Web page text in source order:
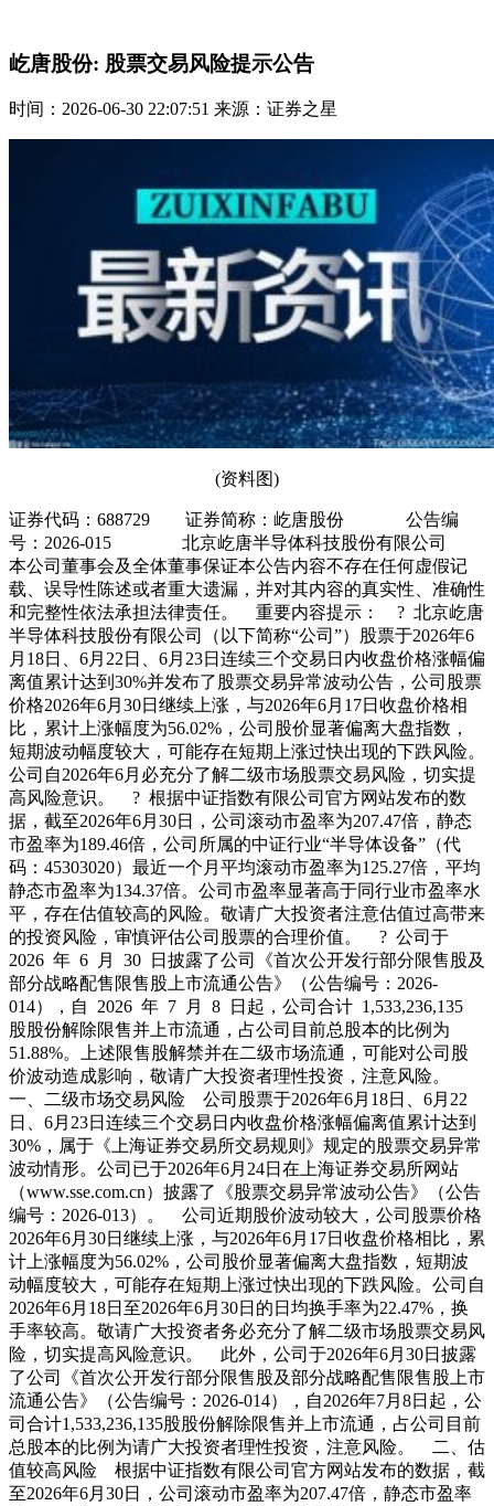
屹唐股份: 股票交易风险提示公告
时间：2026-06-30 22:07:51 来源：证券之星
(资料图)
证券代码：688729 证券简称：屹唐股份 公告编
号：2026-015 北京屹唐半导体科技股份有限公司
本公司董事会及全体董事保证本公告内容不存在任何虚假记
载、误导性陈述或者重大遗漏，并对其内容的真实性、准确性
和完整性依法承担法律责任。 重要内容提示： ? 北京屹唐
半导体科技股份有限公司（以下简称“公司”）股票于2026年6
月18日、6月22日、6月23日连续三个交易日内收盘价格涨幅偏
离值累计达到30%并发布了股票交易异常波动公告，公司股票
价格2026年6月30日继续上涨，与2026年6月17日收盘价格相
比，累计上涨幅度为56.02%，公司股价显著偏离大盘指数，
短期波动幅度较大，可能存在短期上涨过快出现的下跌风险。
公司自2026年6月必充分了解二级市场股票交易风险，切实提
高风险意识。 ? 根据中证指数有限公司官方网站发布的数
据，截至2026年6月30日，公司滚动市盈率为207.47倍，静态
市盈率为189.46倍，公司所属的中证行业“半导体设备”（代
码：45303020）最近一个月平均滚动市盈率为125.27倍，平均
静态市盈率为134.37倍。公司市盈率显著高于同行业市盈率水
平，存在估值较高的风险。敬请广大投资者注意估值过高带来
的投资风险，审慎评估公司股票的合理价值。 ? 公司于
2026 年 6 月 30 日披露了公司《首次公开发行部分限售股及
部分战略配售限售股上市流通公告》（公告编号：2026-
014），自 2026 年 7 月 8 日起，公司合计 1,533,236,135
股股份解除限售并上市流通，占公司目前总股本的比例为
51.88%。上述限售股解禁并在二级市场流通，可能对公司股
价波动造成影响，敬请广大投资者理性投资，注意风险。
一、二级市场交易风险 公司股票于2026年6月18日、6月22
日、6月23日连续三个交易日内收盘价格涨幅偏离值累计达到
30%，属于《上海证券交易所交易规则》规定的股票交易异常
波动情形。公司已于2026年6月24日在上海证券交易所网站
（www.sse.com.cn）披露了《股票交易异常波动公告》（公告
编号：2026-013）。 公司近期股价波动较大，公司股票价格
2026年6月30日继续上涨，与2026年6月17日收盘价格相比，累
计上涨幅度为56.02%，公司股价显著偏离大盘指数，短期波
动幅度较大，可能存在短期上涨过快出现的下跌风险。公司自
2026年6月18日至2026年6月30日的日均换手率为22.47%，换
手率较高。敬请广大投资者务必充分了解二级市场股票交易风
险，切实提高风险意识。 此外，公司于2026年6月30日披露
了公司《首次公开发行部分限售股及部分战略配售限售股上市
流通公告》（公告编号：2026-014），自2026年7月8日起，公
司合计1,533,236,135股股份解除限售并上市流通，占公司目前
总股本的比例为请广大投资者理性投资，注意风险。 二、估
值较高风险 根据中证指数有限公司官方网站发布的数据，截
至2026年6月30日，公司滚动市盈率为207.47倍，静态市盈率